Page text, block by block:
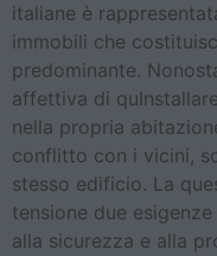
italiane è
immobili che
predominante.
affettiva di
nella propria
conflitto con i vicini,
stesso edificio. La
tensione due
alla sicurezza e alla